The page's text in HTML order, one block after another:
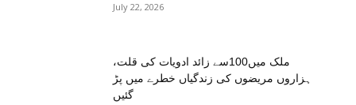
July 22, 2026
ملک میں100سے زائد ادویات کی قلت،
ہزاروں مریضوں کی زندگیاں خطرے میں پڑ
گئیں